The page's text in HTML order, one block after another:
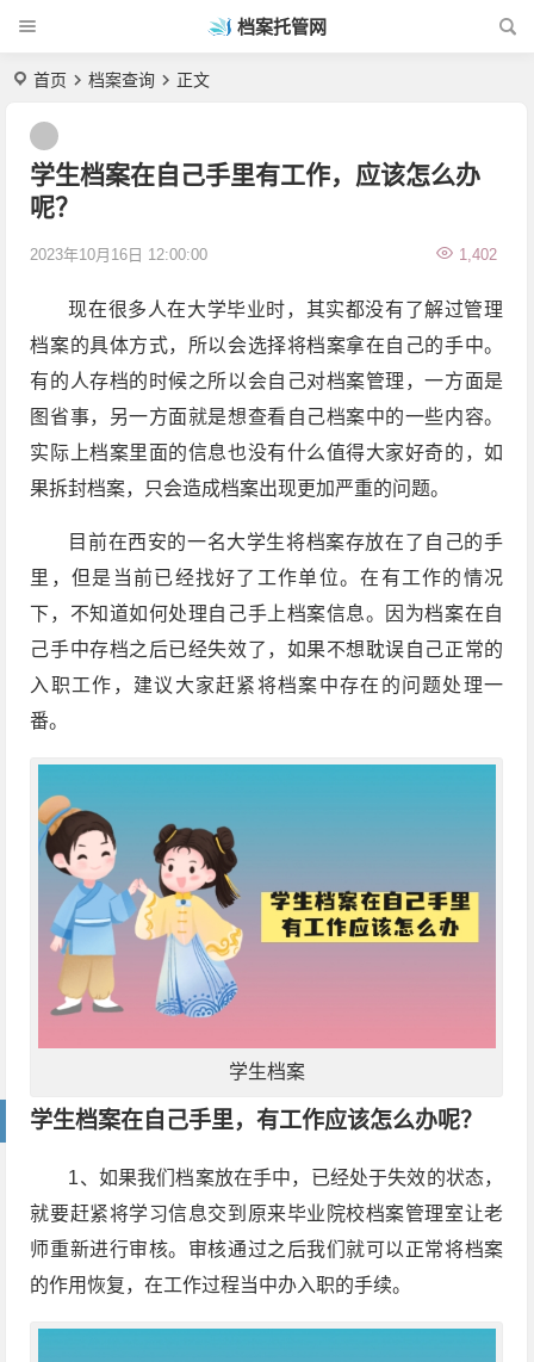
档案托管网
首页 档案查询 正文
学生档案在自己手里有工作，应该怎么办
呢？
2023年10月16日 12:00:00 1,402
现在很多人在大学毕业时，其实都没有了解过管理
档案的具体方式，所以会选择将档案拿在自己的手中。
有的人存档的时候之所以会自己对档案管理，一方面是
图省事，另一方面就是想查看自己档案中的一些内容。
实际上档案里面的信息也没有什么值得大家好奇的，如
果拆封档案，只会造成档案出现更加严重的问题。
目前在西安的一名大学生将档案存放在了自己的手
里，但是当前已经找好了工作单位。在有工作的情况
下，不知道如何处理自己手上档案信息。因为档案在自
己手中存档之后已经失效了，如果不想耽误自己正常的
入职工作，建议大家赶紧将档案中存在的问题处理一
番。
学生档案
学生档案在自己手里，有工作应该怎么办呢？
1、如果我们档案放在手中，已经处于失效的状态，
就要赶紧将学习信息交到原来毕业院校档案管理室让老
师重新进行审核。审核通过之后我们就可以正常将档案
的作用恢复，在工作过程当中办入职的手续。